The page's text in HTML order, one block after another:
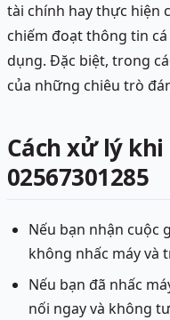
tài chính hay thực hiện
chiếm đoạt thông tin
dụng. Đặc biệt, trong
của những chiêu trò
Cách xử lý
02567301285
Nếu bạn nhận cuộc
không nhấc máy và
Nếu bạn đã nhấc
nối ngay và không